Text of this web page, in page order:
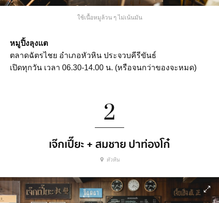
ใช้เนื้อหมูล้วน ๆ ไม่เน้นมัน
หมูปิ้งลุงแต
ตลาดฉัตรไชย อำเภอหัวหิน ประจวบคีรีขันธ์
เปิดทุกวัน เวลา 06.30-14.00 น. (หรือจนกว่าของจะหมด)
2
เจ๊กเปี๊ยะ + สมชาย ปาท่องโก๋
หัวหิน